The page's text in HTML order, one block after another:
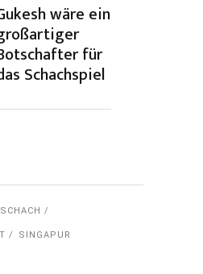
wäre ein
für
Schachspiel
SCHACH
SINGAPUR